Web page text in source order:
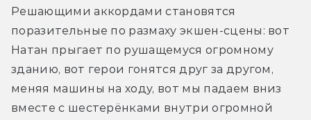
Решающими аккордами становятся
поразительные по размаху экшен-сцены: вот
Натан прыгает по рушащемуся огромному
зданию, вот герои гонятся друг за другом,
меняя машины на ходу, вот мы падаем вниз
вместе с шестерёнками внутри огромной